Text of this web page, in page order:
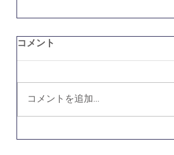
コメント
コメントを追加…